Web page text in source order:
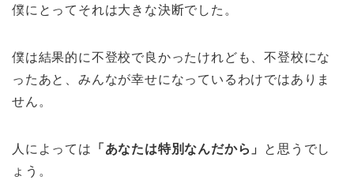
僕にとってそれは大きな決断でした。
僕は結果的に不登校で良かったけれども、不登校にな
ったあと、みんなが幸せになっているわけではありま
せん。
人によっては 「あなたは特別なんだから」
と思うでし
ょう。